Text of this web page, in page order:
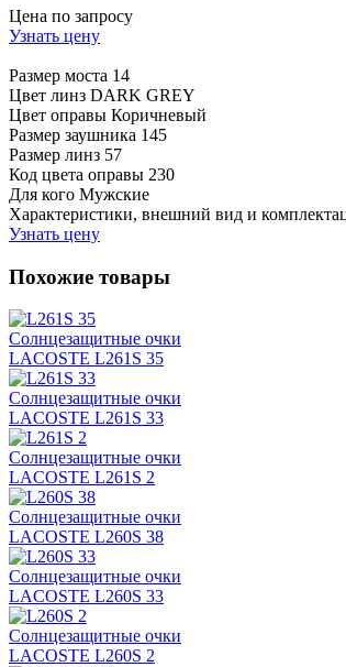
Цена по запросу
Узнать цену
Размер моста 14
Цвет линз DARK GREY
Цвет оправы Коричневый
Размер заушника 145
Размер линз 57
Код цвета оправы 230
Для кого Мужские
Характеристики, внешний вид и
Узнать цену
Похожие товары
Солнцезащитные очки
LACOSTE L261S 35
Солнцезащитные очки
LACOSTE L261S 33
Солнцезащитные очки
LACOSTE L261S 2
Солнцезащитные очки
LACOSTE L260S 38
Солнцезащитные очки
LACOSTE L260S 33
Солнцезащитные очки
LACOSTE L260S 2